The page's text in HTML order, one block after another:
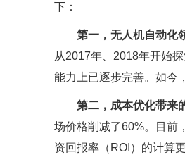
下：
第一，无人机自动化
从2017年、2018年开始
能力上已逐步完善。如今
第二，成本优化带来
场价格削减了60%。目前
资回报率（ROI）的计算